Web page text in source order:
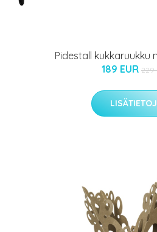
Pidestall kukkaruukku
189 EUR 229